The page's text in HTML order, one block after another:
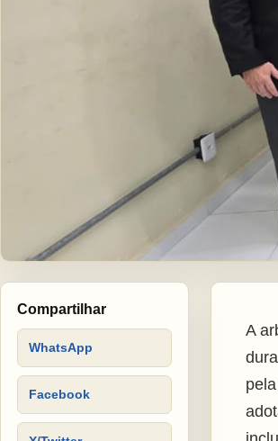
Compartilhar
WhatsApp
Facebook
A